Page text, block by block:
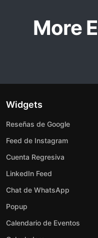
More
Widgets
Reseñas de Google
Feed de Instagram
Cuenta Regresiva
LinkedIn Feed
Chat de WhatsApp
Popup
Calendario de Eventos